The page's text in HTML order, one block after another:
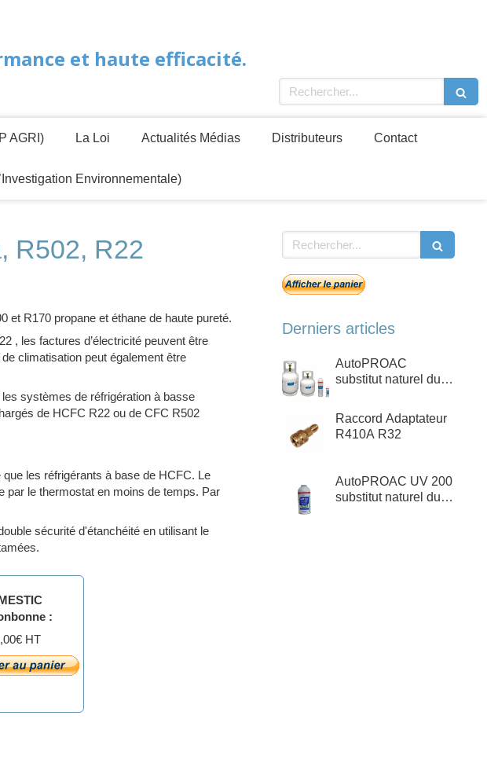
et haute efficacité.
Rechercher
AGRI) La Loi Actualités Médias Distributeurs Contact
Environnementale)
R502, R22
et R170 propane et éthane de haute pureté.
, les factures d’électricité peuvent être
climatisation peut également être
systèmes de réfrigération à basse
de HCFC R22 ou de CFC R502
les réfrigérants à base de HCFC. Le
par le thermostat en moins de temps. Par
sécurité d'étanchéité en utilisant le
:
HT
Rechercher
Derniers articles
AutoPROAC
substitut naturel du
R12
Raccord Adaptateur
R410A R32
AutoPROAC UV 200
substitut naturel du